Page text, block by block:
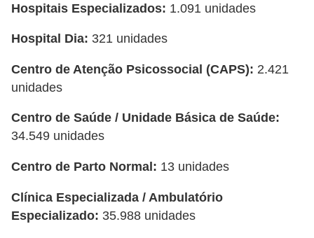
Hospitais Especializados: 1.091 unidades
Hospital Dia: 321 unidades
Centro de Atenção Psicossocial (CAPS): 2.421
unidades
Centro de Saúde / Unidade Básica de Saúde:
34.549 unidades
Centro de Parto Normal: 13 unidades
Clínica Especializada / Ambulatório
Especializado: 35.988 unidades